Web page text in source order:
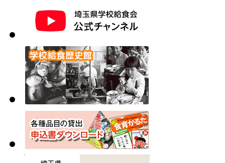
食材（統一規格米・地場産米）の放射性物質検査結果
2025.11.6
食材（小麦粉）の放射性物質検査結果を掲載しました
食材（統一規格米）の放射性物質検査結果を掲載しま
2025.10.20
食品情報に「食材紹介」「食品豆知識」を追加しまし
2025.10.20
給食会報「学校給食埼玉」第196号を掲載しました。